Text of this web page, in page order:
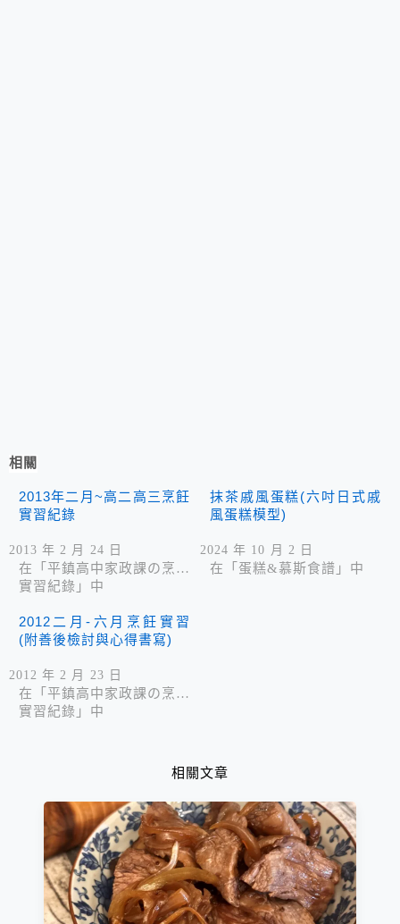
相關
2013年二月~高二高三烹飪
實習紀錄
2013 年 2 月 24 日
在「平鎮高中家政課の烹飪
實習紀錄」中
抹茶戚風蛋糕(六吋日式戚
風蛋糕模型)
2024 年 10 月 2 日
在「蛋糕&慕斯食譜」中
2012二月-六月烹飪實習
(附善後檢討與心得書寫)
2012 年 2 月 23 日
在「平鎮高中家政課の烹飪
實習紀錄」中
相關文章